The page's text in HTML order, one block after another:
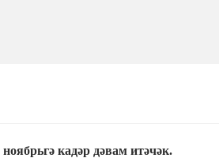
кадәр дәвам итәчәк.